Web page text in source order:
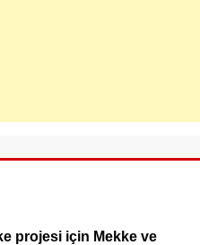
projesi için Mekke ve